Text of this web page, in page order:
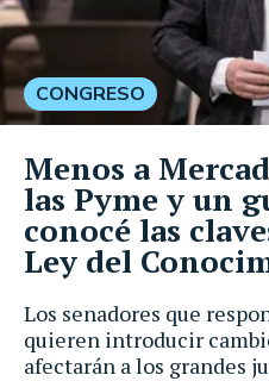
Los senadores que
quieren introducir
afectarán a los grandes
CONGRESO
Menos a
las Pyme y un
conocé las
Ley del